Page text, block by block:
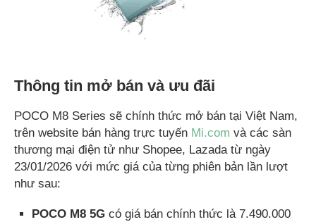
Thông tin mở bán và ưu đãi
POCO M8 Series sẽ chính thức mở bán tại Việt Nam,
trên website bán hàng trực tuyến Mi.com và các sàn
thương mại điện tử như Shopee, Lazada từ ngày
23/01/2026 với mức giá của từng phiên bản lần lượt
như sau:
POCO M8 5G có giá bán chính thức là 7.490.000